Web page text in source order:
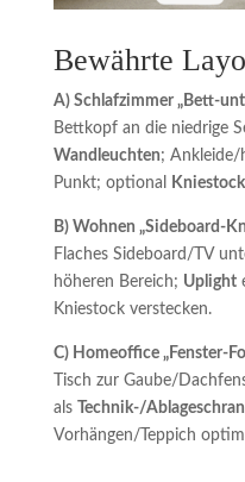
Bewährte
A) Schlafzimmer „Bett-
Bettkopf an die niedrige
Wandleuchten; Ankleide/
Punkt; optional
B) Wohnen „Sideboard-
Flaches Sideboard/TV
höheren Bereich; Uplight
Kniestock verstecken.
C) Homeoffice „Fenster-
Tisch zur Gaube/
als
Technik-/
Vorhängen/Teppich